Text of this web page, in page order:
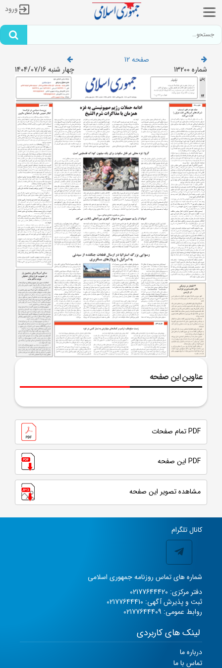
ورود
صفحه 12
شماره 13200
چهار شنبه 1404/07/16
عناوین این صفحه
PDF تمام صفحات
PDF این صفحه
مشاهده تصویر این صفحه
کانال تلگرام
شماره های تماس روزنامه جمهوری اسلامی
دفتر مرکزی: 02177644420
ثبت و پذیرش آگهی: 02177644410
روابط عمومی: 02177644409
لینک های کاربردی
درباره ما
تماس با ما